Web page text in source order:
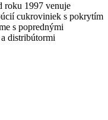
roku 1997 venuje
cukroviniek s pokrytím
s poprednými
distribútormi